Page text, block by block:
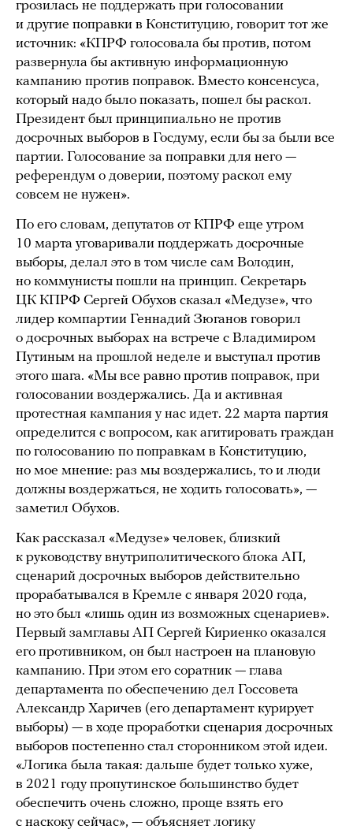
грозилась не поддержать при голосовании
и другие поправки в Конституцию, говорит тот же
источник: «КПРФ голосовала бы против, потом
развернула бы активную информационную
кампанию против поправок. Вместо консенсуса,
который надо было показать, пошел бы раскол.
Президент был принципиально не против
досрочных выборов в Госдуму, если бы за были все
партии. Голосование за поправки для него —
референдум о доверии, поэтому раскол ему
совсем не нужен».
По его словам, депутатов от КПРФ еще утром
10 марта уговаривали поддержать досрочные
выборы, делал это в том числе сам Володин,
но коммунисты пошли на принцип. Секретарь
ЦК КПРФ Сергей Обухов сказал «Медузе», что
лидер компартии Геннадий Зюганов говорил
о досрочных выборах на встрече с Владимиром
Путиным на прошлой неделе и выступал против
этого шага. «Мы все равно против поправок, при
голосовании воздержались. Да и активная
протестная кампания у нас идет. 22 марта партия
определится с вопросом, как агитировать граждан
по голосованию по поправкам в Конституцию,
но мое мнение: раз мы воздержались, то и люди
должны воздержаться, не ходить голосовать», —
заметил Обухов.
Как рассказал «Медузе» человек, близкий
к руководству внутриполитического блока АП,
сценарий досрочных выборов действительно
прорабатывался в Кремле с января 2020 года,
но это был «лишь один из возможных сценариев».
Первый замглавы АП Сергей Кириенко оказался
его противником, он был настроен на плановую
кампанию. При этом его соратник — глава
департамента по обеспечению дел Госсовета
Александр Харичев (его департамент курирует
выборы) — в ходе проработки сценария досрочных
выборов постепенно стал сторонником этой идеи.
«Логика была такая: дальше будет только хуже,
в 2021 году пропутинское большинство будет
обеспечить очень сложно, проще взять его
с наскоку сейчас», — объясняет логику